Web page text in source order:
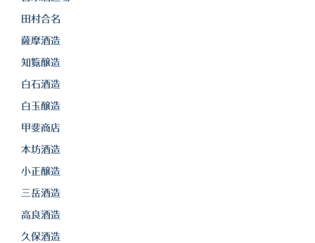
田村合名
薩摩酒造
知覧醸造
白石酒造
白玉醸造
甲斐商店
本坊酒造
小正醸造
三岳酒造
高良酒造
久保酒造